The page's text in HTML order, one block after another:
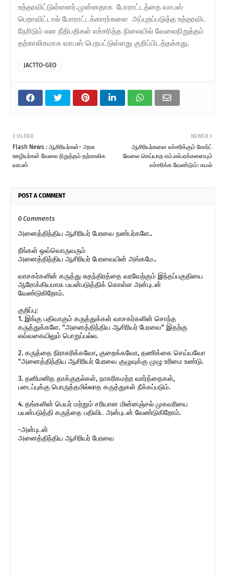
உத்தரவிட்டுள்ளனர்.முன்னதாக போராட்டத்தை வாபஸ்
பெறாவிட்டால் போராட்டக்காரர்களை அப்புறப்படுத்த உத்தரவிட
நேரிடும் என நீதிபதிகள் எச்சரித்த நிலையில் வேலைநிறுத்தம்
தற்காலிகமாக வாபஸ் பெறபட்டுள்ளது குறிப்பிடத்தக்கது.
JACTTO-GEO
NEWER
ஆசிரியர்களை எச்சரிக்கும் கோர்ட்
வேலை செய்யாத எம்.எல்.ஏக்களையும்
எச்சரிக்க வேண்டும்: கமல்
OLDER
Flash News : ஆசிரியர்கள்- அரசு
ஊழியர்கள் வேலை நிறுத்தம் தற்காலிக
வாபஸ்
POST A COMMENT
0 Comments
அனைத்திந்திய ஆசிரியர் பேரவை நண்பர்களே..
நீங்கள் ஒவ்வொருவரும்
அனைத்திந்திய ஆசிரியர் பேரவையின் அங்கமே..
வாசகர்களின் கருத்து சுதந்திரத்தை வரவேற்கும் இந்தப்பகுதியை
ஆரோக்கியமாக பயன்படுத்திக் கொள்ள அன்புடன்
வேண்டுகிறோம்.
குறிப்பு:
1. இங்கு பதிவாகும் கருத்துக்கள் வாசகர்களின் சொந்த
கருத்துக்களே. "அனைத்திந்திய ஆசிரியர் பேரவை" இதற்கு
எவ்வகையிலும் பொறுப்பல்ல.
2. கருத்தை நிராகரிக்கவோ, குறைக்கவோ, தணிக்கை செய்யவோ
"அனைத்திந்திய ஆசிரியர் பேரவை குழுவுக்கு முழு உரிமை உண்டு.
3. தனிமனித தாக்குதல்கள், நாகரிகமற்ற வார்த்தைகள்,
படைப்புக்கு பொருத்தமில்லாத கருத்துகள் நீக்கப்படும்.
4. தங்களின் பெயர் மற்றும் சரியான மின்னஞ்சல் முகவரியை
பயன்படுத்தி கருத்தை பதிவிட அன்புடன் வேண்டுகிறோம்.
-அன்புடன்
அனைத்திந்திய ஆசிரியர் பேரவை